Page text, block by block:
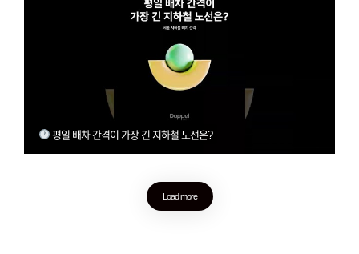
평일 배차 간격이 가장 긴 지하철 노선은?
Load more